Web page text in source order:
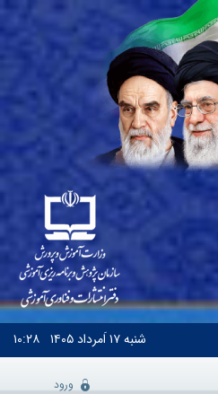
شنبه۱۷ اَمرداد ۱۴۰۵ ۱۰:۲۸
ورود